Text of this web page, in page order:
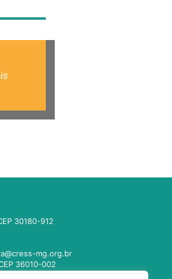
30180-912
mg.org.br
36010-002